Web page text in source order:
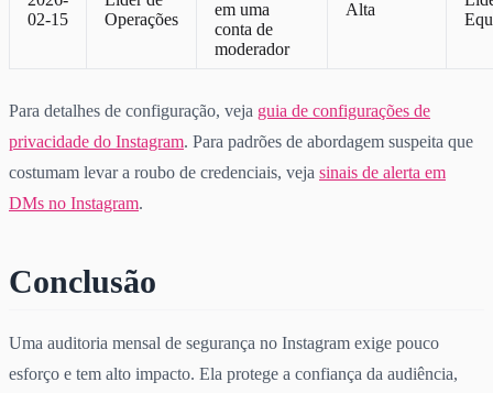
02-15
Operações
em uma
conta de
moderador
Alta
Para detalhes de configuração, veja guia de configurações de
privacidade do Instagram. Para padrões de abordagem suspeita que
costumam levar a roubo de credenciais, veja sinais de alerta em
DMs no Instagram.
Conclusão
Uma auditoria mensal de segurança no Instagram exige pouco
esforço e tem alto impacto. Ela protege a confiança da audiência,